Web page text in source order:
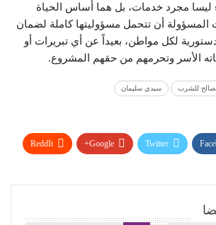
ليسا مجرد خدمات، بل هما أساس الحياة
المسؤولة أن تتحمل مسؤوليتها كاملة لضمان
لكل مواطن، بعيداً عن أي تبريرات أو
الأسر وتحرمهم من حقهم المشروع.
للشرب سيدي سليمان
Twitter
Google+
ReddIt